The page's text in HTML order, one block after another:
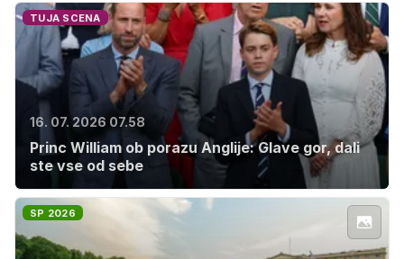
TUJA SCENA
16. 07. 2026 07.58
Princ William ob porazu Anglije: Glave gor, dali
ste vse od sebe
SP 2026